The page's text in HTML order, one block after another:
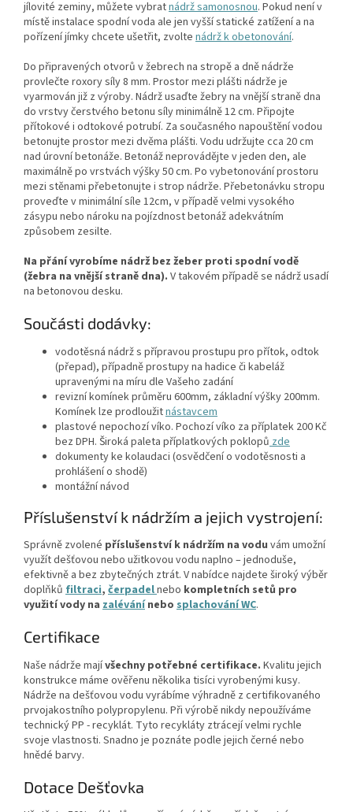
jílovité zeminy, můžete vybratnádrž samonosnou. Pokud není v
místě instalace spodní voda ale jen vyšší statické zatížení a na
pořízení jímky chcete ušetřit, zvolte nádrž k obetonování.
Do připravených otvorů v žebrech na stropě a dně nádrže
provlečte roxory síly 8 mm. Prostor mezi plášti nádrže je
vyarmován již z výroby. Nádrž usaďte žebry na vnější straně dna
do vrstvy čerstvého betonu síly minimálně 12 cm. Připojte
přítokové i odtokové potrubí. Za současného napouštění vodou
betonujte prostor mezi dvěma plášti. Vodu udržujte cca 20 cm
nad úrovní betonáže. Betonáž neprovádějte v jeden den, ale
maximálně po vrstvách výšky 50 cm. Po vybetonování prostoru
mezi stěnami přebetonujte i strop nádrže. Přebetonávku stropu
proveďte v minimální síle 12cm, v případě velmi vysokého
zásypu nebo nároku na pojízdnost betonáž adekvátním
způsobem zesilte.
Na přání vyrobíme nádrž bez žeber proti spodní vodě
(žebra na vnější straně dna). V takovém případě se nádrž usadí
na betonovou desku.
Součásti dodávky:
vodotěsná nádrž s přípravou prostupu pro přítok, odtok
(přepad), případně prostupy na hadice či kabeláž
upravenými na míru dle Vašeho zadání
revizní komínek průměru 600mm, základní výšky 200mm.
Komínek lze prodloužitnástavcem
plastové nepochozí víko. Pochozí víko za příplatek 200 Kč
bez DPH. Široká paleta příplatkových poklopů zde
dokumenty ke kolaudaci (osvědčení o vodotěsnosti a
prohlášení o shodě)
montážní návod
Příslušenství k nádržím a jejich vystrojení:
Správně zvolené příslušenství k nádržím na vodu vám umožní
využít dešťovou nebo užitkovou vodu naplno – jednoduše,
efektivně a bez zbytečných ztrát. V nabídce najdete široký výběr
doplňků filtraci, čerpadelnebo kompletních setů pro
využití vody na zalévání nebo splachování WC.
Certifikace
Naše nádrže majívšechny potřebné certifikace. Kvalitu jejich
konstrukce máme ověřenu několika tisíci vyrobenými kusy.
Nádrže na dešťovou vodu vyrábíme výhradně z certifikovaného
prvojakostního polypropylenu. Při výrobě nikdy nepoužíváme
technický PP - recyklát. Tyto recykláty ztrácejí velmi rychle
svoje vlastnosti. Snadno je poznáte podle jejich černé nebo
hnědé barvy.
Dotace Dešťovka